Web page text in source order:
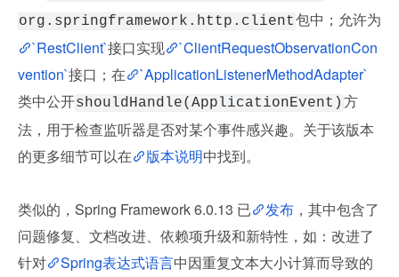
org.springframework.http.client包中；允许为
`RestClient`接口实现
`ClientRequestObservationCon
vention`接口；在
`ApplicationListenerMethodAdapter`
类中公开shouldHandle(ApplicationEvent) 方
法，用于检查监听器是否对某个事件感兴趣。关于该版本
的更多细节可以在
版本说明中找到。
类似的，Spring Framework 6.0.13 已 发布 ，其中包含了
问题修复、文档改进、依赖项升级和新特性，如：改进了
针对
Spring表达式语言中因重复文本大小计算而导致的